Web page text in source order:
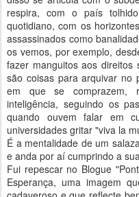
respira, com o país
quotidiano, com os
assassinados como
os vemos, por exemplo,
fazer manguitos aos direitos
são coisas para arquivar no
em que se comprazem,
inteligência, seguindo os
quando ouvem falar em
universidades gritar "viva la
É a mentalidade de um
e anda por aí cumprindo a
Fui repescar no Blogue
Esperança, uma imagem